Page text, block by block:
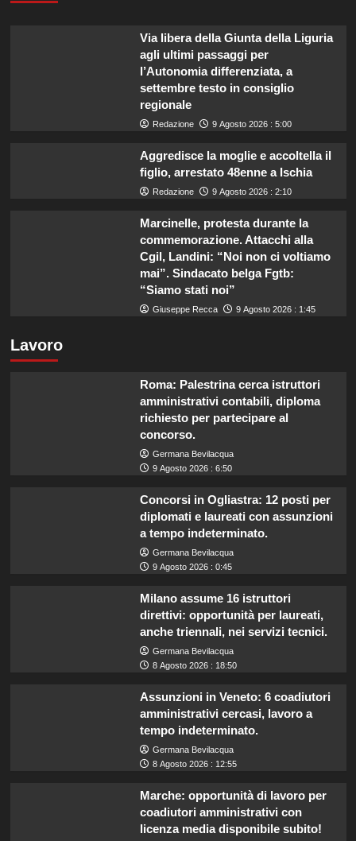
Via libera della Giunta della Liguria
agli ultimi passaggi per
l’Autonomia differenziata, a
settembre testo in consiglio
regionale
Redazione 9 Agosto 2026 : 5:00
Aggredisce la moglie e accoltella il
figlio, arrestato 48enne a Ischia
Redazione 9 Agosto 2026 : 2:10
Marcinelle, protesta durante la
commemorazione. Attacchi alla
Cgil, Landini: “Noi non ci voltiamo
mai”. Sindacato belga Fgtb:
“Siamo stati noi”
Giuseppe Recca 9 Agosto 2026 : 1:45
Lavoro
Roma: Palestrina cerca istruttori
amministrativi contabili, diploma
richiesto per partecipare al
concorso.
Germana Bevilacqua
9 Agosto 2026 : 6:50
Concorsi in Ogliastra: 12 posti per
diplomati e laureati con assunzioni
a tempo indeterminato.
Germana Bevilacqua
9 Agosto 2026 : 0:45
Milano assume 16 istruttori
direttivi: opportunità per laureati,
anche triennali, nei servizi tecnici.
Germana Bevilacqua
8 Agosto 2026 : 18:50
Assunzioni in Veneto: 6 coadiutori
amministrativi cercasi, lavoro a
tempo indeterminato.
Germana Bevilacqua
8 Agosto 2026 : 12:55
Marche: opportunità di lavoro per
coadiutori amministrativi con
licenza media disponibile subito!